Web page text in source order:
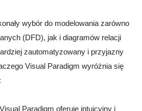
wybór do modelowania zarówno
(DFD), jak i diagramów relacji
zautomatyzowany i przyjazny
Visual Paradigm wyróżnia się
Visual Paradigm oferuje intuicyjny i